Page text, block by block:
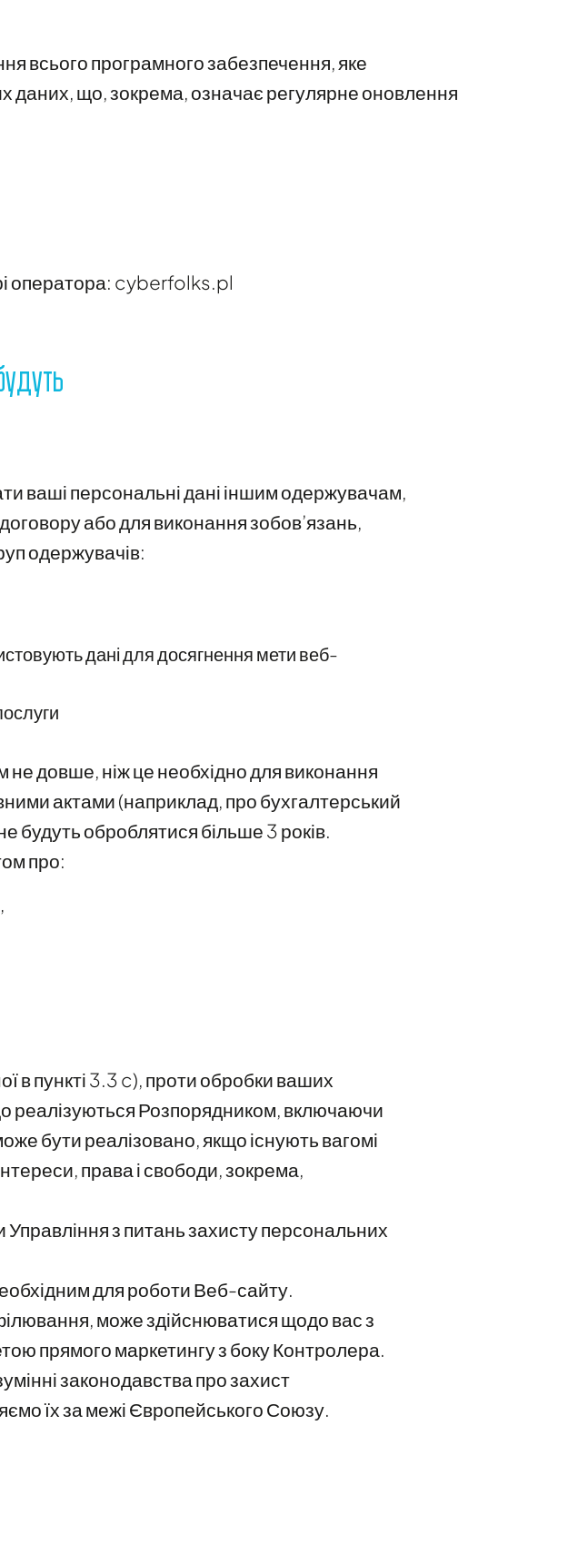
всього програмного забезпечення, яке
даних, що, зокрема, означає регулярне оновлення
оператора: cyberfolks.pl
ваші персональні дані іншим одержувачам,
або для виконання зобов’язань,
одержувачів:
дані для досягнення мети веб-
довше, ніж це необхідно для виконання
актами (наприклад, про бухгалтерський
будуть оброблятися більше 3 років.
про:
в пункті 3.3 c), проти обробки ваших
реалізуються Розпорядником, включаючи
бути реалізовано, якщо існують вагомі
права і свободи, зокрема,
з питань захисту персональних
для роботи Веб-сайту.
може здійснюватися щодо вас з
прямого маркетингу з боку Контролера.
законодавства про захист
їх за межі Європейського Союзу.